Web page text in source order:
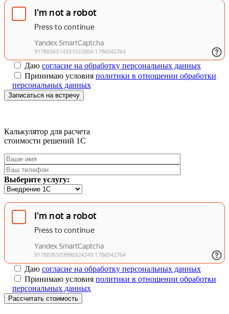
Даю согласие на обработку персональных данных
Принимаю условия политики в отношении обработки
персональных данных
Записаться на встречу
Калькулятор для расчета
стоимости решений 1C
Выберите услугу:
Даю согласие на обработку персональных данных
Принимаю условия политики в отношении обработки
персональных данных
Рассчитать стоимость